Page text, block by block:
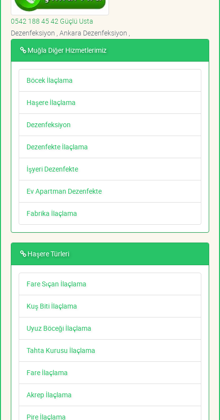
0542 188 45 42 Güçlü Usta
Dezenfeksiyon , Ankara Dezenfeksiyon ,
Muğla Diğer Hizmetlerimiz
Böcek İlaçlama
Haşere İlaçlama
Dezenfeksiyon
Dezenfekte İlaçlama
İşyeri Dezenfekte
Ev Apartman Dezenfekte
Fabrika İlaçlama
Haşere Türleri
Fare Sıçan İlaçlama
Kuş Biti İlaçlama
Uyuz Böceği İlaçlama
Tahta Kurusu İlaçlama
Fare İlaçlama
Akrep İlaçlama
Pire İlaçlama